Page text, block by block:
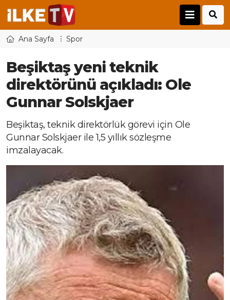
Ana Sayfa Spor
Beşiktaş yeni teknik
direktörünü açıkladı: Ole
Gunnar Solskjaer
Beşiktaş, teknik direktörlük görevi için Ole
Gunnar Solskjaer ile 1,5 yıllık sözleşme
imzalayacak.